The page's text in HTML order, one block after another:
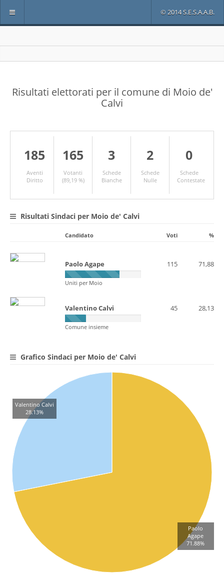
© 2014 S.E.S.A.A.B.
Risultati elettorati per il comune di Moio de'
Calvi
185
Aventi
Diritto
165
Votanti
(89,19 %)
3
Schede
Bianche
2
Schede
Nulle
0
Schede
Contestate
Risultati Sindaci per Moio de' Calvi
Candidato Voti %
Paolo Agape
Uniti per Moio
115 71,88
Valentino Calvi
Comune insieme
45 28,13
Grafico Sindaci per Moio de' Calvi
Paolo
Agape
71.88%
Valentino Calvi
28.13%